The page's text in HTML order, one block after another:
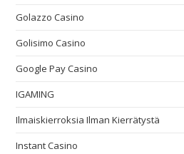
Golazzo Casino
Golisimo Casino
Google Pay Casino
IGAMING
Ilmaiskierroksia Ilman Kierrätystä
Instant Casino